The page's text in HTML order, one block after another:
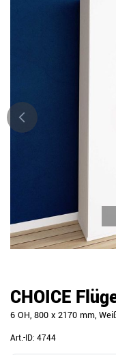
CHOICE
6 OH, 800 x 2170 mm,
Art.-ID: 4744